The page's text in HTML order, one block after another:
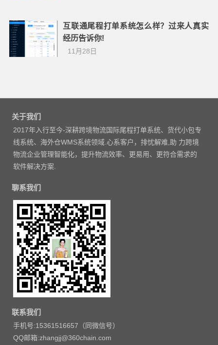
互联通尾程打单系统怎么样？过来人真实
经历告诉你!
11月28日
关于我们
2017年入行至今-深耕跨境物流国际尾程打单系统、货代小包专
线系统、海外仓WMS系统领域.心系客户，排忧解难,助 力跨境
物流企业管理智能化，提升物流效率、更易用、更符合需求的
软件解决方案.
聊系我们
联系我们
手机号:15361516657（同微信号）
QQ邮箱:zhangjj@360chain.com